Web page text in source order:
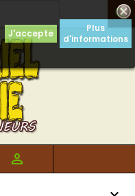

J'accepte
Plus
d'informations
